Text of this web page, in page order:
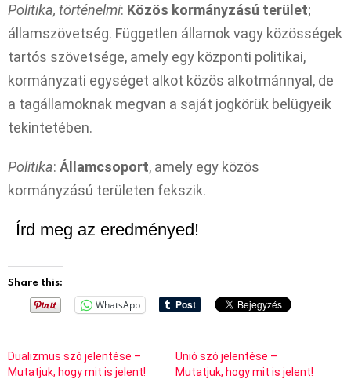
Politika, történelmi: Közös kormányzású terület;
államszövetség. Független államok vagy közösségek
tartós szövetsége, amely egy központi politikai,
kormányzati egységet alkot közös alkotmánnyal, de
a tagállamoknak megvan a saját jogkörük belügyeik
tekintetében.
Politika: Államcsoport, amely egy közös
kormányzású területen fekszik.
Írd meg az eredményed!
Share this:
WhatsApp
Dualizmus szó jelentése –
Mutatjuk, hogy mit is jelent!
Unió szó jelentése –
Mutatjuk, hogy mit is jelent!